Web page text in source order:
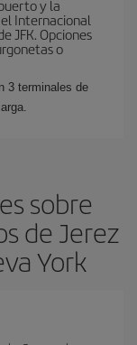
y la
Internacional
JFK. Opciones
o
3 terminales de
sobre
de Jerez
York